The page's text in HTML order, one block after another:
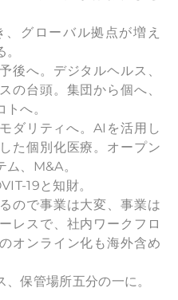
グローバル拠点が増え
後へ。デジタルヘルス、
の台頭。集団から個へ、
へ。
ダリティへ。AIを活用し
た個別化医療。オープン
、M&A。
19と知財。
ので事業は大変、事業は
レスで、社内ワークフロ
オンライン化も海外含め
保管場所五分の一に。